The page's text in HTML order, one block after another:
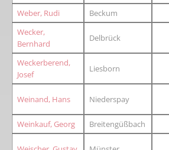
Weber, Rudi
Beckum
Wecker,
Bernhard
Delbrück
Weckerberend,
Josef
Liesborn
Weinand, Hans Niederspay
Weinkauf, Georg
Breitengüßbach